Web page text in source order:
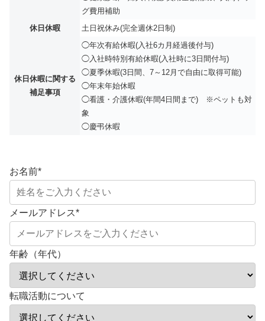
グ費用補助
休日休暇
土日祝休み(完全週休2日制)
休日休暇に関する
補足事項
◯年次有給休暇(入社6カ月経過後付与)
◯入社時特別有給休暇(入社時に3日間付与)
◯夏季休暇(3日間、7～12月で自由に取得可能)
◯年末年始休暇
◯看護・介護休暇(年間4日間まで) ※ペットも対
象
◯慶弔休暇
お名前*
メールアドレス*
年齢（年代）
転職活動について